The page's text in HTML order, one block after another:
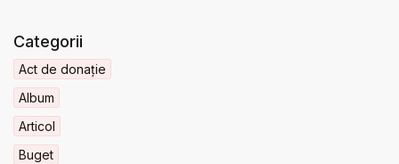
Categorii
Act de donație
Album
Articol
Buget